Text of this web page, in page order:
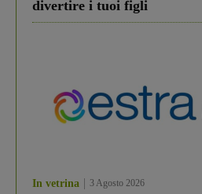
divertire i tuoi figli
In vetrina 3 Agosto 2026